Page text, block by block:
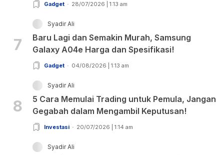
Gadget 28/07/2026 | 1:13 am
7
Syadir Ali
Baru Lagi dan Semakin Murah, Samsung
Galaxy A04e Harga dan Spesifikasi!
Gadget 04/08/2026 | 1:13 am
8
Syadir Ali
5 Cara Memulai Trading untuk Pemula, Jangan
Gegabah dalam Mengambil Keputusan!
Investasi 20/07/2026 | 1:14 am
Syadir Ali